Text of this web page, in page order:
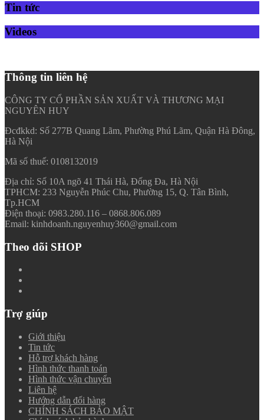
Tin tức
Videos
Thông tin liên hệ
CÔNG TY CỔ PHẦN SẢN XUẤT VÀ THƯƠNG MẠI
NGUYÊN HUY
Đcđkkd: Số 277B Quang Lãm, Phường Phú Lãm, Quận Hà Đông,
Hà Nội
Mã số thuế: 0108132019
Địa chỉ: Số 10A ngõ 41 Thái Hà, Đống Đa, Hà Nội
TPHCM: 233 Nguyễn Phúc Chu, Phường 15, Q. Tân Bình,
Tp.HCM
Điện thoại: 0983.280.116 – 0868.806.089
Email: kinhdoanh.nguyenhuy360@gmail.com
Theo dõi SHOP
Trợ giúp
Giới thiệu
Tin tức
Hỗ trợ khách hàng
Hình thức thanh toán
Hình thức vận chuyển
Liên hệ
Hướng dẫn đổi hàng
CHÍNH SÁCH BẢO MẬT